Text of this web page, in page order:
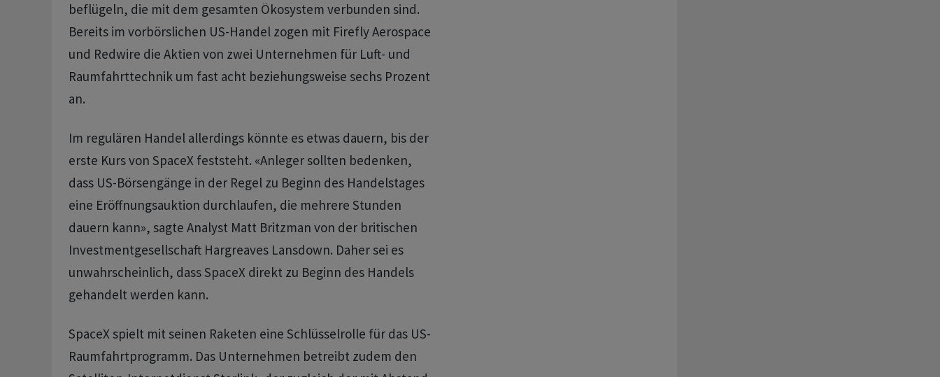
beflügeln, die mit dem gesamten Ökosystem verbunden sind.
Bereits im vorbörslichen US-Handel zogen mit Firefly Aerospace
und Redwire die Aktien von zwei Unternehmen für Luft- und
Raumfahrttechnik um fast acht beziehungsweise sechs Prozent
an.
Im regulären Handel allerdings könnte es etwas dauern, bis der
erste Kurs von SpaceX feststeht. «Anleger sollten bedenken,
dass US-Börsengänge in der Regel zu Beginn des Handelstages
eine Eröffnungsauktion durchlaufen, die mehrere Stunden
dauern kann», sagte Analyst Matt Britzman von der britischen
Investmentgesellschaft Hargreaves Lansdown. Daher sei es
unwahrscheinlich, dass SpaceX direkt zu Beginn des Handels
gehandelt werden kann.
SpaceX spielt mit seinen Raketen eine Schlüsselrolle für das US-
Raumfahrtprogramm. Das Unternehmen betreibt zudem den